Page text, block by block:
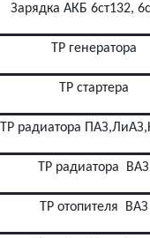
Зарядка АКБ 6ст132,
ТР генератора
ТР стартера
ТР радиатора
ТР радиатора ВАЗ
ТР отопителя ВАЗ